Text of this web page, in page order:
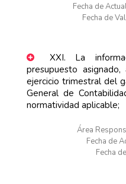
Fecha de
Fecha de
XXI. La
presupuesto
ejercicio trimestral del
General de
normatividad aplicable;
Área
Fecha de
Fecha